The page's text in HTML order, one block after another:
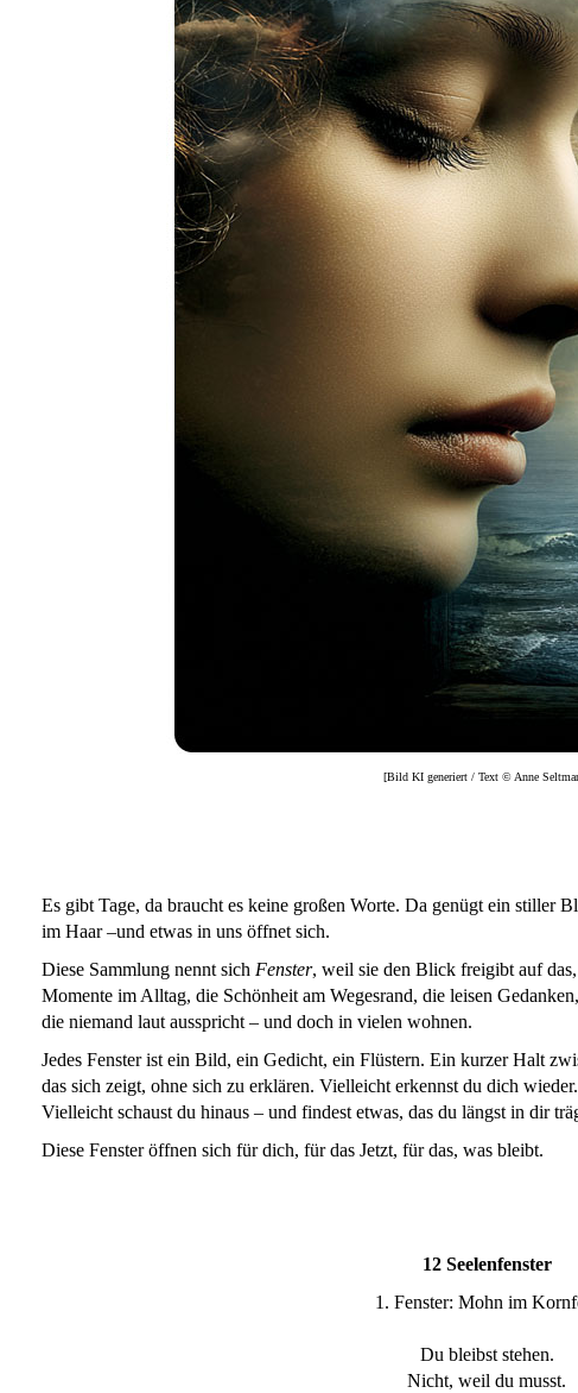
[Bild KI generiert / Text © Anne
Es gibt Tage, da braucht es keine großen Worte. Da genügt ein stiller
im Haar –und etwas in uns öffnet sich.
Diese Sammlung nennt sich Fenster, weil sie den Blick freigibt auf
Momente im Alltag, die Schönheit am Wegesrand, die leisen Gedanken,
die niemand laut ausspricht – und doch in vielen wohnen.
Jedes Fenster ist ein Bild, ein Gedicht, ein Flüstern. Ein kurzer Halt
das sich zeigt, ohne sich zu erklären. Vielleicht erkennst du dich wieder.
Vielleicht schaust du hinaus – und findest etwas, das du längst in dir
Diese Fenster öffnen sich für dich, für das Jetzt, für das, was bleibt.
12 Seelenfenster
1. Fenster: Mohn im
Du bleibst stehen.
Nicht, weil du musst.